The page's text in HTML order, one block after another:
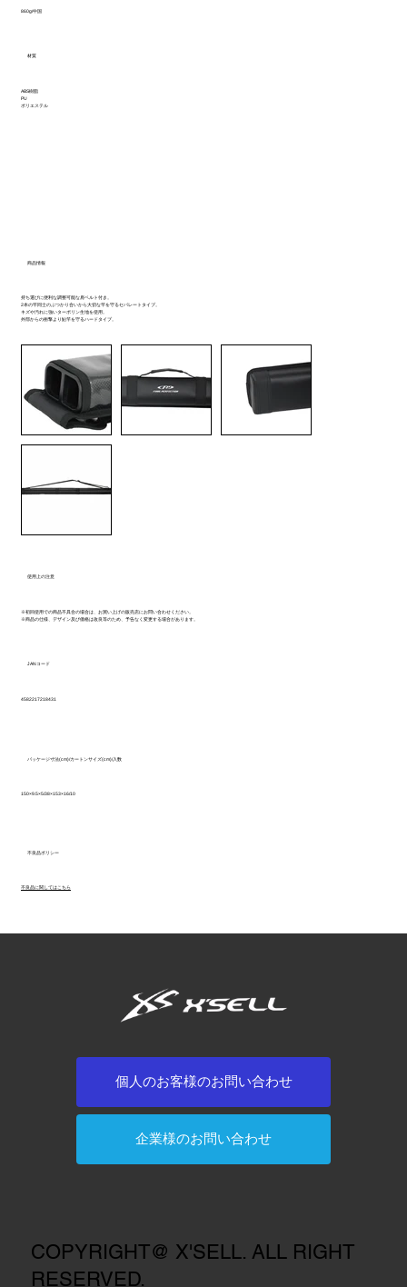
860g/中国
材質
ABS樹脂
PU
ポリエステル
商品情報
持ち運びに便利な調整可能な肩ベルト付き。
2本の竿同士のぶつかり合いから大切な竿を守るセパレートタイプ。
キズや汚れに強いターポリン生地を使用。
外部からの衝撃より鮎竿を守るハードタイプ。
使用上の注意
※初回使用での商品不具合の場合は、お買い上げの販売店にお問い合わせください。
※商品の仕様、デザイン及び価格は改良等のため、予告なく変更する場合があります。
JANコード
4582217218431
不良品ポリシー
不良品に関してはこちら
パッケージ寸法(cm)/カートンサイズ(cm)/入数
150×9.5×5/38×153×16/10
COPYRIGHT@ X'SELL. ALL RIGHT
RESERVED.
個人のお客様のお問い合わせ
企業様のお問い合わせ